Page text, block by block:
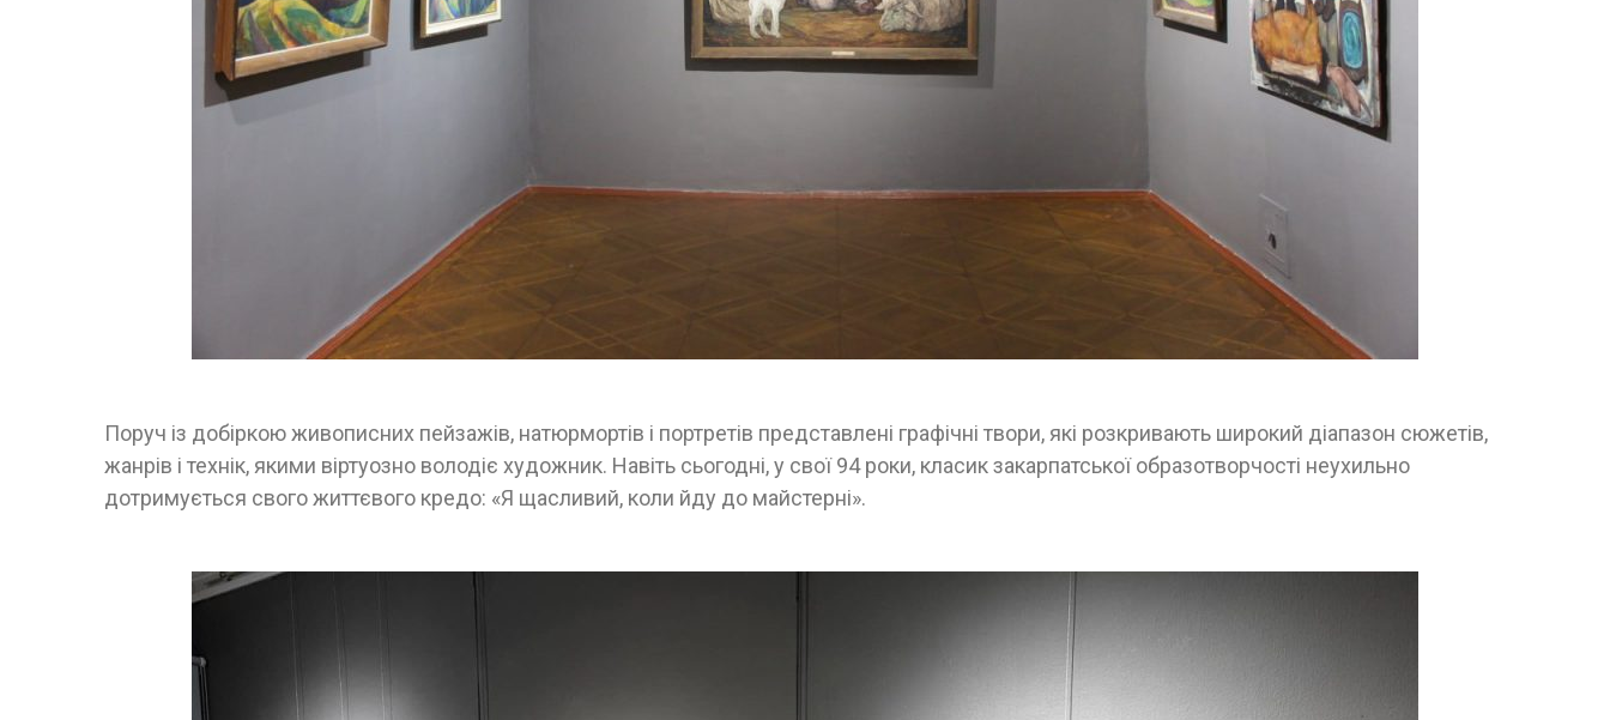
Поруч із добіркою живописних пейзажів, натюрмортів і портретів представлені графічні твори, які розкривають широкий діапазон сюжетів,
жанрів і технік, якими віртуозно володіє художник. Навіть сьогодні, у свої 94 роки, класик закарпатської образотворчості неухильно
дотримується свого життєвого кредо: «Я щасливий, коли йду до майстерні».